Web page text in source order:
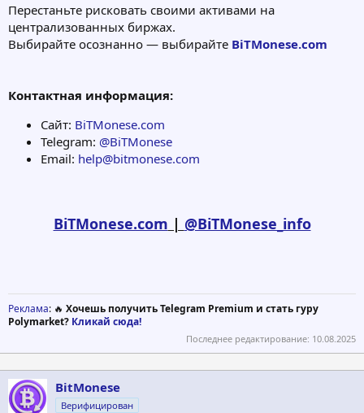
Перестаньте рисковать своими активами на
централизованных биржах.
Выбирайте осознанно — выбирайте BiTMonese.com
Контактная информация:
Сайт: BiTMonese.com
Telegram: @BiTMonese
Email: help@bitmonese.com
BiTMonese.com | @BiTMonese_info
Реклама: 🔥 Хочешь получить Telegram Premium и стать гуру
Polymarket? Кликай сюда!
Последнее редактирование: 10.08.2025
BitMonese
Верифицирован